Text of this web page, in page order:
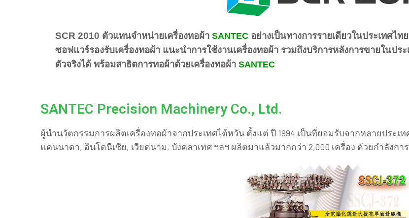
SCR 2010 ตัวแทนจำหน่ายเครื่องทอผ้า SANTEC อย่างเป็นทางการรายเดียวในประเทศไ
ซอฟแวร์รองรับเครื่องทอผ้า แนะนำการใช้งานเครื่องทอผ้า รวมถึงบริการหลังการขายในปร
ตัวจริงได้ พร้อมสาธิตการทอผ้าด้วยเครื่องทอผ้า SANTEC
SANTEC Precision Machinery Co., Ltd.
ผู้นำนวัตกรรมการผลิตเครื่องทอผ้าจากประเทศไต้หวัน ตั้งแต่ ปี 1994 เป็นที่ยอมรับจากหลายประเ
แคนนาดา, อินโดนีเซีย, เวียดนาม, บังคลาเทศ ฯลฯ ผลิตมาแล้วมากกว่า 2,000 เครื่อง ด้วยกำลังกา